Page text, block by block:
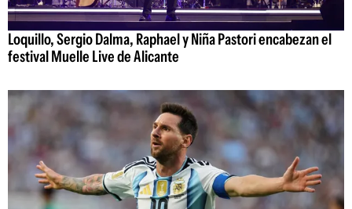
Loquillo, Sergio Dalma, Raphael y Niña Pastori encabezan el
festival Muelle Live de Alicante